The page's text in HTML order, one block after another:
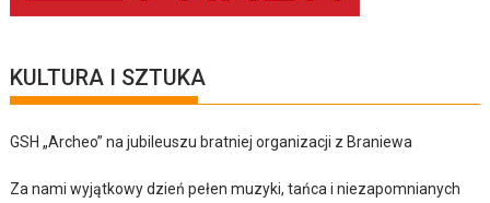
KULTURA I SZTUKA
GSH „Archeo” na jubileuszu bratniej organizacji z Braniewa
Za nami wyjątkowy dzień pełen muzyki, tańca i niezapomnianych